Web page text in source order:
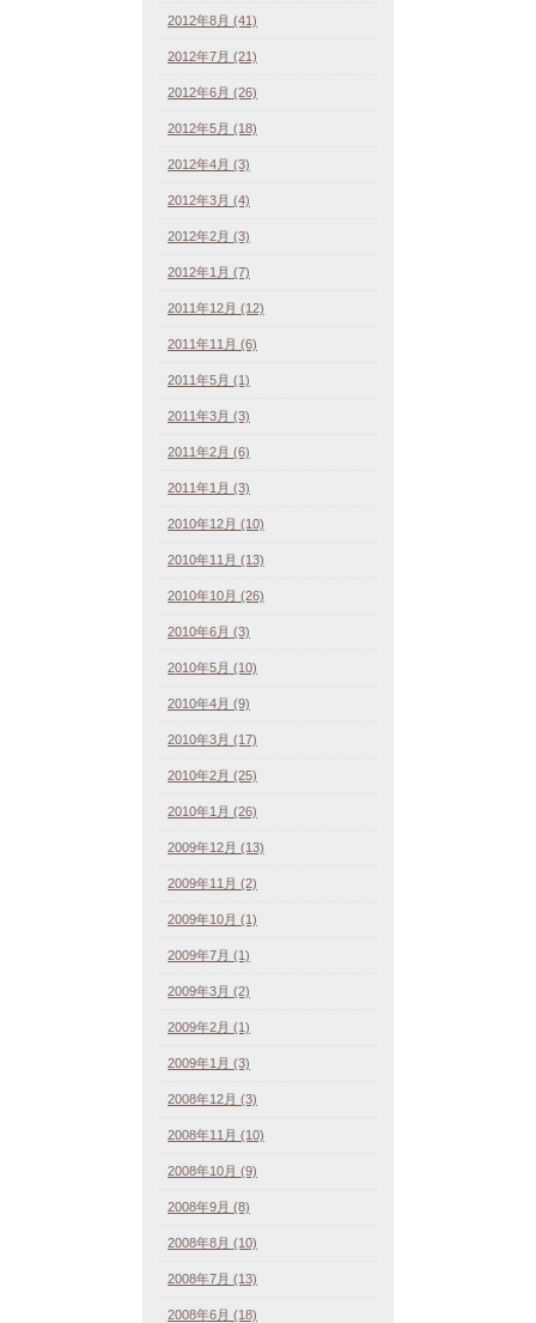
2012年8月 (41)
2012年7月 (21)
2012年6月 (26)
2012年5月 (18)
2012年4月 (3)
2012年3月 (4)
2012年2月 (3)
2012年1月 (7)
2011年12月 (12)
2011年11月 (6)
2011年5月 (1)
2011年3月 (3)
2011年2月 (6)
2011年1月 (3)
2010年12月 (10)
2010年11月 (13)
2010年10月 (26)
2010年6月 (3)
2010年5月 (10)
2010年4月 (9)
2010年3月 (17)
2010年2月 (25)
2010年1月 (26)
2009年12月 (13)
2009年11月 (2)
2009年10月 (1)
2009年7月 (1)
2009年3月 (2)
2009年2月 (1)
2009年1月 (3)
2008年12月 (3)
2008年11月 (10)
2008年10月 (9)
2008年9月 (8)
2008年8月 (10)
2008年7月 (13)
2008年6月 (18)